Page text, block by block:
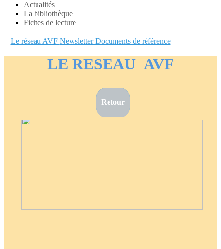
Actualités
La bibliothèque
Fiches de lecture
Le réseau AVF NewsletterDocuments de référence
LE RESEAU AVF
Retour